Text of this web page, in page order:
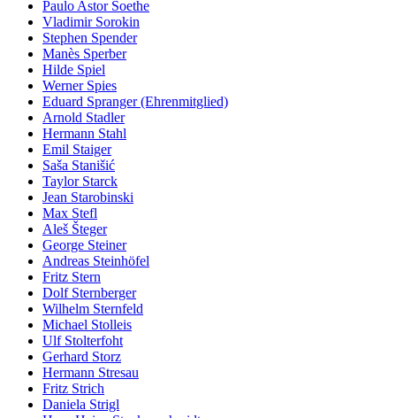
Paulo Astor Soethe
Vladimir Sorokin
Stephen Spender
Manès Sperber
Hilde Spiel
Werner Spies
Eduard Spranger (Ehrenmitglied)
Arnold Stadler
Hermann Stahl
Emil Staiger
Saša Stanišić
Taylor Starck
Jean Starobinski
Max Stefl
Aleš Šteger
George Steiner
Andreas Steinhöfel
Fritz Stern
Dolf Sternberger
Wilhelm Sternfeld
Michael Stolleis
Ulf Stolterfoht
Gerhard Storz
Hermann Stresau
Fritz Strich
Daniela Strigl